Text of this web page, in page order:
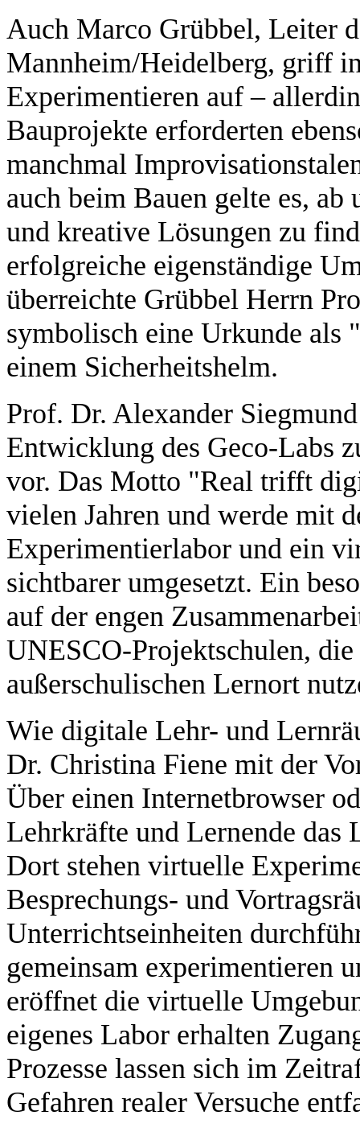
Auch Marco Grübbel, Leiter
Mannheim/Heidelberg, griff
Experimentieren auf –
Bauprojekte erforderten
manchmal
auch beim Bauen gelte es, ab
und kreative Lösungen zu
erfolgreiche eigenständige
überreichte Grübbel Herrn
symbolisch eine Urkunde als
einem Sicherheitshelm.
Prof. Dr. Alexander
Entwicklung des Geco-Labs
vor. Das Motto "Real trifft
vielen Jahren und werde mit
Experimentierlabor und ein
sichtbarer umgesetzt. Ein
auf der engen
UNESCO-Projektschulen,
außerschulischen Lernort
Wie digitale Lehr- und
Dr. Christina Fiene mit der
Über einen Internetbrowser
Lehrkräfte und Lernende das
Dort stehen virtuelle
Besprechungs- und
Unterrichtseinheiten
gemeinsam experimentieren
eröffnet die virtuelle
eigenes Labor erhalten
Prozesse lassen sich im
Gefahren realer Versuche